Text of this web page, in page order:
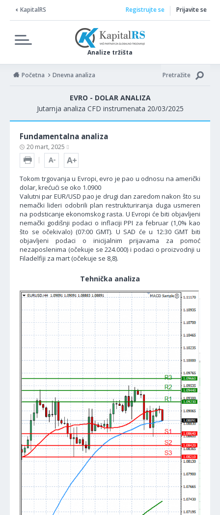
KapitalRS
Analize tržišta
Registrujte se Prijavite se
Početna Dnevna analiza Pretražite
EVRO - DOLAR ANALIZA
Jutarnja analiza CFD instrumenata 20/03/2025
Fundamentalna analiza
20 mart, 2025
Tokom trgovanja u Evropi, evro je pao u odnosu na američki
dolar, krećući se oko 1.0900
Valutni par EUR/USD pao je drugi dan zaredom nakon što su
nemački lideri odobrili plan restrukturiranja duga usmeren
na podsticanje ekonomskog rasta. U Evropi će biti objavljeni
nemački godišnji podaci o inflaciji PPI za februar (1,0% kao
što se očekivalo) (07:00 GMT). U SAD će u 12:30 GMT biti
objavljeni podaci o inicijalnim prijavama za pomoć
nezaposlenima (očekuje se 224.000) i podaci o proizvodnji u
Filadelfiji za mart (očekuje se 8,8).
Tehnička analiza